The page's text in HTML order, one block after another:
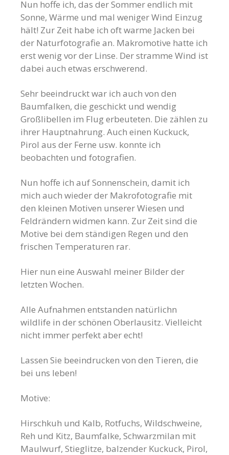
Nun hoffe ich, das der Sommer endlich mit
Sonne, Wärme und mal weniger Wind Einzug
hält! Zur Zeit habe ich oft warme Jacken bei
der Naturfotografie an. Makromotive hatte ich
erst wenig vor der Linse. Der stramme Wind ist
dabei auch etwas erschwerend.
Sehr beeindruckt war ich auch von den
Baumfalken, die geschickt und wendig
Großlibellen im Flug erbeuteten. Die zählen zu
ihrer Hauptnahrung. Auch einen Kuckuck,
Pirol aus der Ferne usw. konnte ich
beobachten und fotografien.
Nun hoffe ich auf Sonnenschein, damit ich
mich auch wieder der Makrofotografie mit
den kleinen Motiven unserer Wiesen und
Feldrändern widmen kann. Zur Zeit sind die
Motive bei dem ständigen Regen und den
frischen Temperaturen rar.
Hier nun eine Auswahl meiner Bilder der
letzten Wochen.
Alle Aufnahmen entstanden natürlichn
wildlife in der schönen Oberlausitz. Vielleicht
nicht immer perfekt aber echt!
Lassen Sie beeindrucken von den Tieren, die
bei uns leben!
Motive:
Hirschkuh und Kalb, Rotfuchs, Wildschweine,
Reh und Kitz, Baumfalke, Schwarzmilan mit
Maulwurf, Stieglitze, balzender Kuckuck, Pirol,